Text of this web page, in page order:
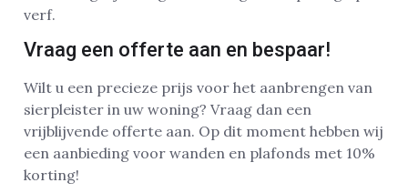
verf.
Vraag een offerte aan en bespaar!
Wilt u een precieze prijs voor het aanbrengen van
sierpleister in uw woning? Vraag dan een
vrijblijvende offerte aan. Op dit moment hebben wij
een aanbieding voor wanden en plafonds met 10%
korting!